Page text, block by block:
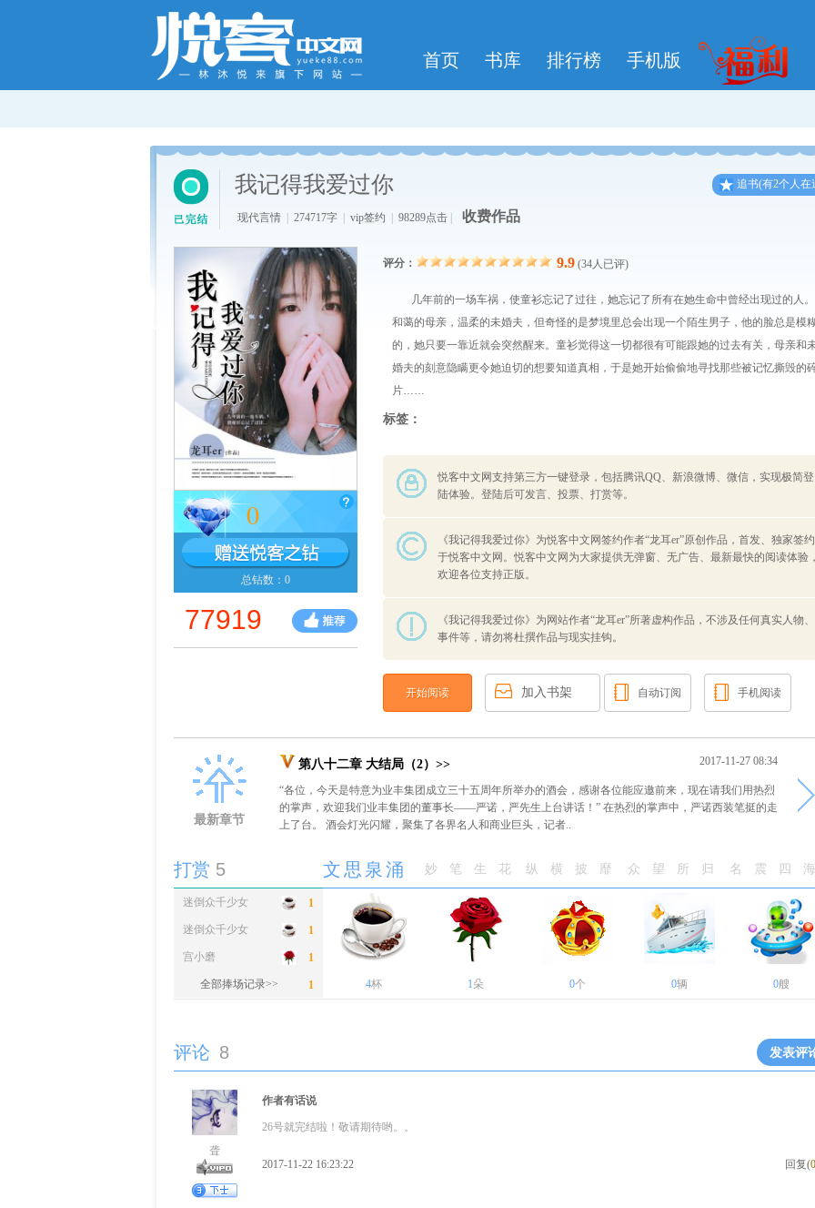
首页 书库 排行榜 手机版
追书(有2个人在
我记得我爱过你
现代言情 274717字 vip签约 98289点击 收费作品
0
总钻数：0
77919
评分： 9.9 (34人已评)
几年前的一场车祸，使童衫忘记了过往，她忘记了所有在她生命中曾经出现过的人。
和蔼的母亲，温柔的未婚夫，但奇怪的是梦境里总会出现一个陌生男子，他的脸总是模
的，她只要一靠近就会突然醒来。童衫觉得这一切都很有可能跟她的过去有关，母亲和
婚夫的刻意隐瞒更令她迫切的想要知道真相，于是她开始偷偷地寻找那些被记忆撕毁的
片……
标签：
悦客中文网支持第三方一键登录，包括腾讯QQ、新浪微博、微信，实现极简登
陆体验。登陆后可发言、投票、打赏等。
《我记得我爱过你》为悦客中文网签约作者“龙耳er”原创作品，首发、独家签约
于悦客中文网。悦客中文网为大家提供无弹窗、无广告、最新最快的阅读体验，
欢迎各位支持正版。
《我记得我爱过你》为网站作者“龙耳er”所著虚构作品，不涉及任何真实人物、
事件等，请勿将杜撰作品与现实挂钩。
开始阅读 加入书架 自动订阅 手机阅读
最新章节
2017-11-27 08:34
第八十二章 大结局（2）>>
“各位，今天是特意为业丰集团成立三十五周年所举办的酒会，感谢各位能应邀前来，现在请我们用热烈
的掌声，欢迎我们业丰集团的董事长——严诺，严先生上台讲话！” 在热烈的掌声中，严诺西装笔挺的走
上了台。 酒会灯光闪耀，聚集了各界名人和商业巨头，记者..
打赏 5 文思泉涌 妙笔生花 纵横披靡 众望所归 名震四
1
迷倒众千少女
1
迷倒众千少女
1
宫小磨
1
爱看书的小虫虫
全部捧场记录>> 4杯 1 朵 0个 0辆 0艘
发表评
评论 8
聋
作者有话说
26号就完结啦！敬请期待哟。。
2017-11-22 16:23:22 回复(0